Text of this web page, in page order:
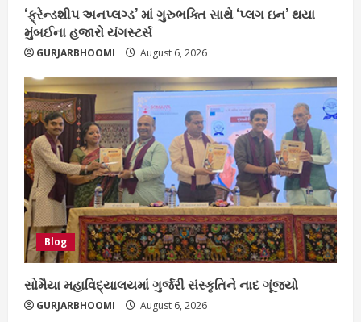
‘ફ્રેન્ડશીપ અનપ્લગ્ડ’ માં ગુરુભક્તિ સાથે ‘પ્લગ ઇન’ થયા
મુંબઈના હજારો યંગસ્ટર્સ
GURJARBHOOMI August 6, 2026
Blog
સોમૈયા મહાવિદ્યાલયમાં ગુર્જરી સંસ્કૃતિને નાદ ગૂંજ્યો
GURJARBHOOMI August 6, 2026